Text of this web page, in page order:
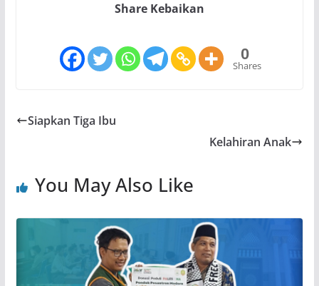
Share Kebaikan
0
Shares
Siapkan Tiga Ibu
Kelahiran Anak
You May Also Like